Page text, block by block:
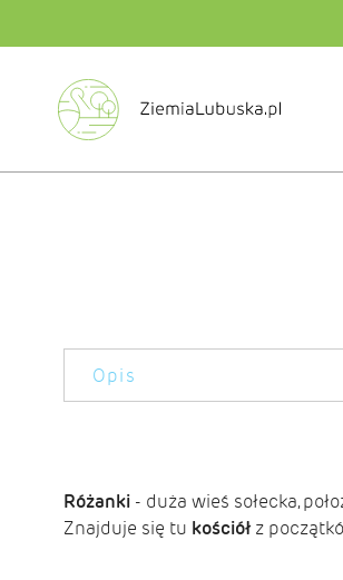
Opis
Różanki- duża wieś sołecka,
Znajduje się tu kościółz